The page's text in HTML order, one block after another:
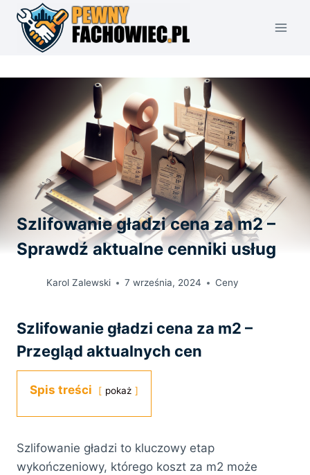
Przejdź
treści
Szlifowanie gładzi cena za m2 –
Sprawdź aktualne cenniki usług
Karol Zalewski 7 września, 2024 Ceny
Szlifowanie gładzi cena za m2 –
Przegląd aktualnych cen
Spis treści pokaż
Szlifowanie gładzi to kluczowy etap
wykończeniowy, którego koszt za m2 może